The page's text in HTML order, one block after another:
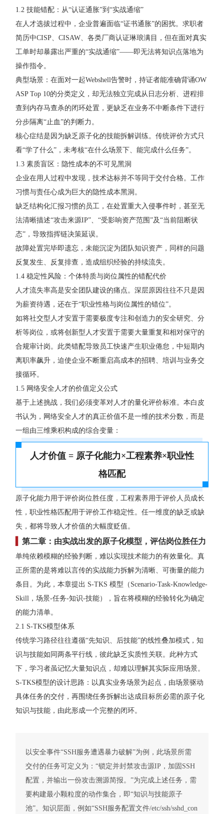
1.2 技能错配：从“认证通胀”到“实战通缩”
在人才选拔过程中，企业普遍面临“证书通胀”的困扰。求职者
简历中CISP、CISAW、各类厂商认证琳琅满目，但在面对真实
工单时却暴露出严重的“实战通缩”——即无法将知识点落地为
操作指令。
典型场景：在面对一起Webshell告警时，持证者能准确背诵OW
ASP Top 10的分类定义，却无法独立完成从日志分析、进程排
查到内存马查杀的闭环处置，更缺乏在业务不中断条件下进行
分步隔离“止血”的判断力。
核心症结是因为缺乏原子化的技能拆解训练。传统评价方式只
看“学了什么”，未考核“在什么场景下、能完成什么任务”。
1.3 素质盲区：隐性成本的不可见黑洞
企业在用人过程中发现，技术达标并不等同于交付合格。工作
习惯与责任心成为巨大的隐性成本黑洞。
缺乏结构化汇报习惯的员工，在处置重大入侵事件时，甚至无
法清晰描述“攻击来源IP”、“受影响资产范围”及“当前阻断状
态”，导致指挥链决策延误。
故障处置完毕即遗忘，未能沉淀为团队知识资产，同样的问题
反复发生、反复排查，造成组织经验的持续流失。
1.4 稳定性风险：个体特质与岗位属性的错配代价
人才流失率高是安全团队建设的痛点。深层原因往往不只是因
为薪资待遇，还在于“职业性格与岗位属性的错位”。
如将社交型人才安置于需要极度专注和创造力的安全研究、分
析等岗位，或将创新型人才安置于需要大量重复和相对保守的
合规审计岗。此类错配导致员工快速产生职业倦怠，中短期内
离职率飙升，迫使企业不断重启高成本的招聘、培训与业务交
接循环。
1.5 网络安全人才的价值定义公式
基于上述挑战，我们必须变革对人才的量化评价标准。本白皮
书认为，网络安全人才的真正价值不是一维的技术分数，而是
一组由三维乘积构成的综合变量：
人才价值 = 原子化能力×工程素养×职业性
格匹配
原子化能力用于评价岗位胜任度，工程素养用于评价人员成长
性，职业性格匹配用于评价工作稳定性。任一维度的缺乏或缺
失，都将导致人才价值的大幅度贬值。
第二章：由实战出发的原子化模型，评估岗位胜任力
单纯依赖模糊的经验判断，难以实现技术能力的有效量化。真
正所需的是将难以言传的实战能力拆解为清晰、可衡量的能力
条目。为此，本章提出 S-TKS 模型（Scenario-Task-Knowledge-
Skill，场景-任务-知识-技能），旨在将模糊的经验转化为确定
的能力清单。
2.1 S-TKS模型体系
传统学习路径往往遵循“先知识、后技能”的线性叠加模式，知
识与技能如同两条平行线，彼此缺乏实质性关联。此种方式
下，学习者虽记忆大量知识点，却难以理解其实际应用场景。
S-TKS模型的设计思路：以真实业务场景为起点，由场景驱动
具体任务的交付，再围绕任务拆解出达成目标所必需的原子化
知识与技能，由此形成一个完整的闭环。
以安全事件“SSH服务遭遇暴力破解”为例，此场景所需
交付的任务可定义为：“锁定并封禁攻击源IP，加固SSH
配置，并输出一份攻击溯源简报。”为完成上述任务，需
要构建最小颗粒度的动作集合，即“知识与技能原子
池”。知识层面，例如“SSH服务配置文件/etc/ssh/sshd_con